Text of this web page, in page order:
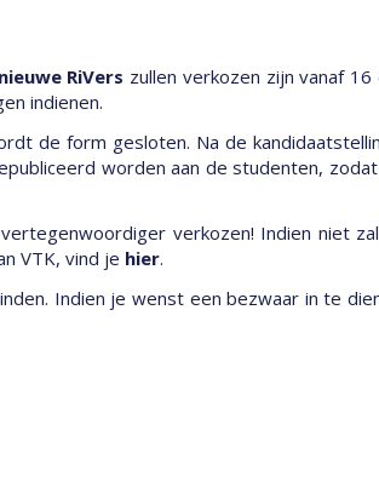
RiVers zullen verkozen zijn vanaf
indienen.
de form gesloten. Na de
worden aan de studenten,
verkozen! Indien niet
VTK, vind je hier.
Indien je wenst een bezwaar in te